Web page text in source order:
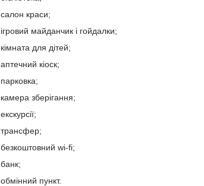
салон краси;
ігровий майданчик і гойдалки;
кімната для дітей;
аптечний кіоск;
парковка;
камера зберігання;
екскурсії;
трансфер;
безкоштовний wi-fi;
банк;
обмінний пункт.